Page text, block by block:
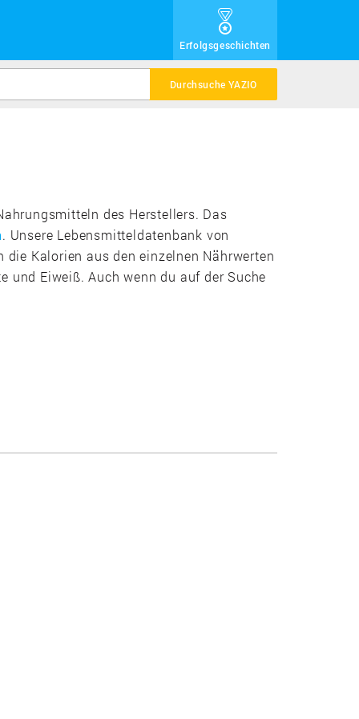
Erfolgsgeschichten
Durchsuche YAZIO
des Herstellers. Das
. Unsere Lebensmitteldatenbank von
Kalorien aus den einzelnen Nährwerten
und Eiweiß. Auch wenn du auf der Suche